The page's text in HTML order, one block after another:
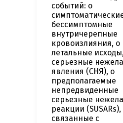
событий: o
бессимптомные
внутричерепные
кровоизлияния, o
летальные
серьезные
явления (СНЯ), o
предполагаемые
непредвиденные
серьезные
реакции (SUSARs),
связанные с